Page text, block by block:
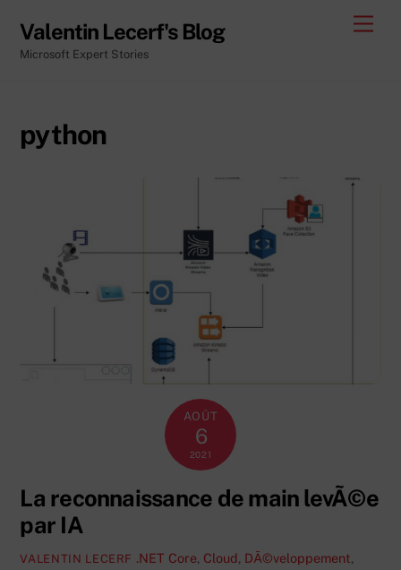
content
Valentin Lecerf's Blog
Microsoft Expert Stories
python
AOÛT
6
2021
La reconnaissance de main levÃ©e
par IA
VALENTIN LECERF .NET Core, Cloud, DÃ©veloppement,